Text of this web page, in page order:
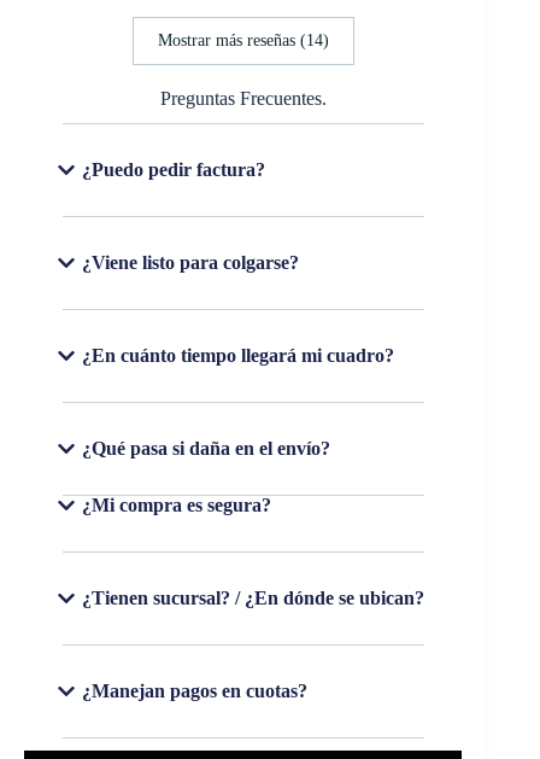
Mostrar más reseñas (14)
Preguntas Frecuentes.
¿Puedo pedir factura?
¿Viene listo para colgarse?
¿En cuánto tiempo llegará mi cuadro?
¿Qué pasa si daña en el envío?
¿Mi compra es segura?
¿Tienen sucursal? / ¿En dónde se ubican?
¿Manejan pagos en cuotas?